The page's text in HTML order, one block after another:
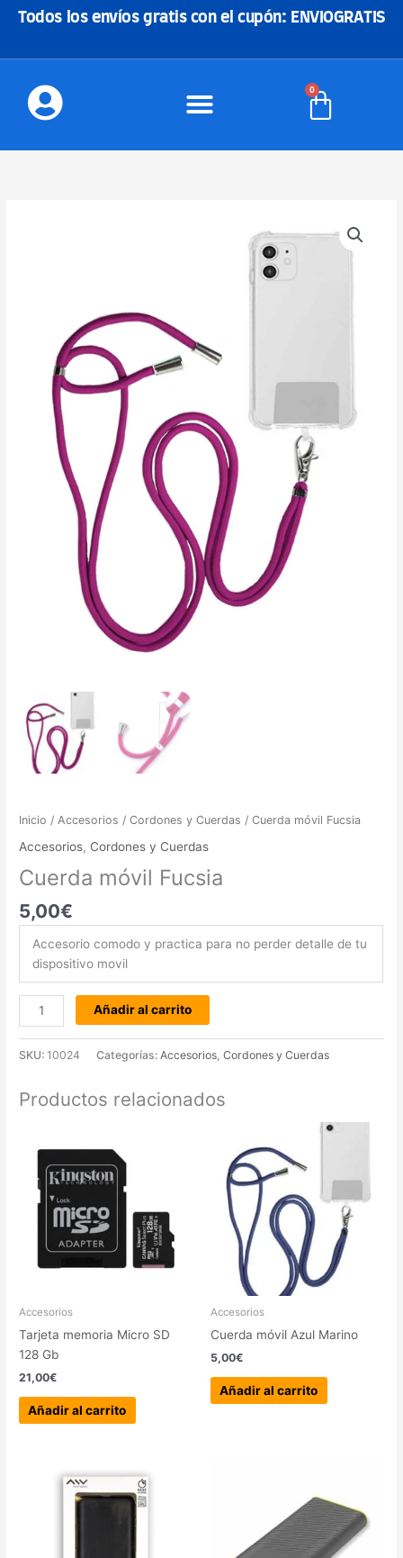
Todos los envíos gratis con el cupón: ENVIOGRATIS
0
Carrito
Inicio / Accesorios /Cordones y Cuerdas / Cuerda móvil Fucsia
Accesorios, Cordones y Cuerdas
Cuerda móvil Fucsia
5,00€
Accesorio comodo y practica para no perder detalle de tu
dispositivo movil
Añadir al carrito
SKU: 10024 Categorías: Accesorios ,Cordones y Cuerdas
Productos relacionados
Accesorios
Tarjeta memoria Micro SD
128 Gb
21,00€
Añadir al carrito
Accesorios
Cuerda móvil Azul Marino
5,00€
Añadir al carrito